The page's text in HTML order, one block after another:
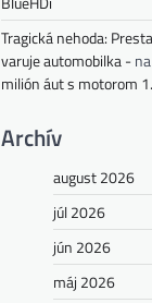
Tragická nehoda:
varuje automobilka -na
milión áut s motorom
Archív
august 2026
júl 2026
jún 2026
máj 2026